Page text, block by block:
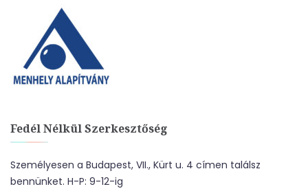
Fedél Nélkül Szerkesztőség
Személyesen a Budapest, VII., Kürt u. 4 címen találsz
bennünket. H-P: 9-12-ig